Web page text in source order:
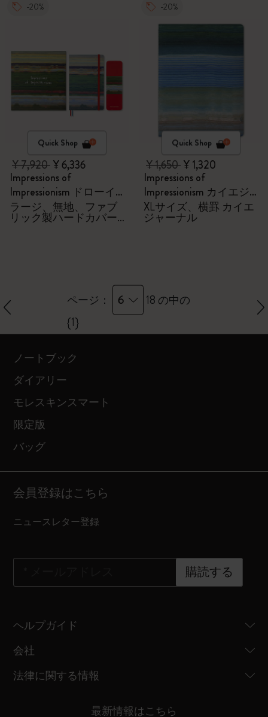
-20%
Quick Shop
¥ 7,920¥ 6,336
Impressions of
Impressionism ドローイ
ングギフトボックス
ラージ、無地、ファブ
リック製ハードカバー
-20%
Quick Shop
¥ 1,650¥ 1,320
Impressions of
Impressionism カイエジ
ャーナル
XLサイズ、横罫 カイエ
ジャーナル
ページ： 6
18 の中の
{1}
ノートブック
ダイアリー
モレスキンスマート
限定版
バッグ
会員登録はこちら
ニュースレター登録
購読する
ヘルプガイド
会社
法律に関する情報
最新情報はこちら